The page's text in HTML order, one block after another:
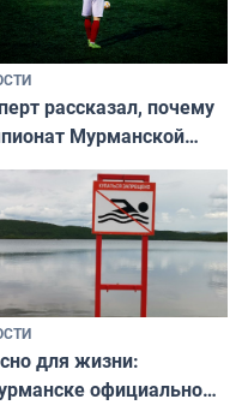
рассказал, почему
Мурманской
по футболу остался
для жизни:
официально